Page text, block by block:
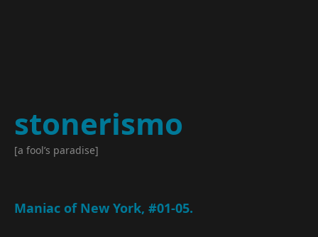
stonerismo
[a fool’s paradise]
Maniac of New York, #01-05.